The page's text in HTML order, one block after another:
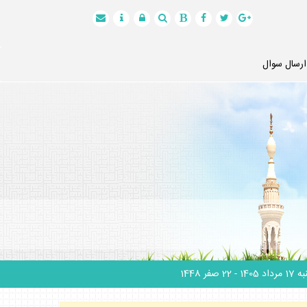
ارسال سوال
1405 - 22 صفر 1448